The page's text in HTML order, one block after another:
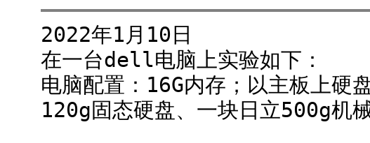
2022年1月10日
在一台dell电脑上实验如下：
电脑配置：16G内存；以主板上
120g固态硬盘、一块日立500g机械